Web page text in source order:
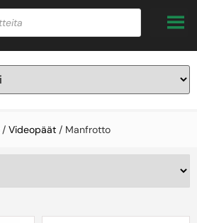
/ Videopäät / Manfrotto